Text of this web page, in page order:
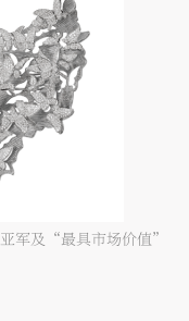
军及“最具市场价值”